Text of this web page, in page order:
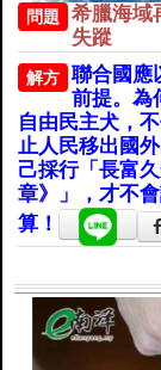
問題
希臘海域
失蹤
解方
聯合國應
前提。為
自由民主犬，
止人民移出國
己採行「長富
章》」，才不
算！